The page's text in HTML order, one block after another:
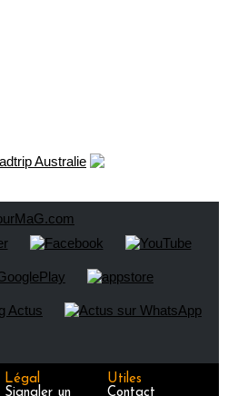
Légal
Signaler un
Utiles
Contact